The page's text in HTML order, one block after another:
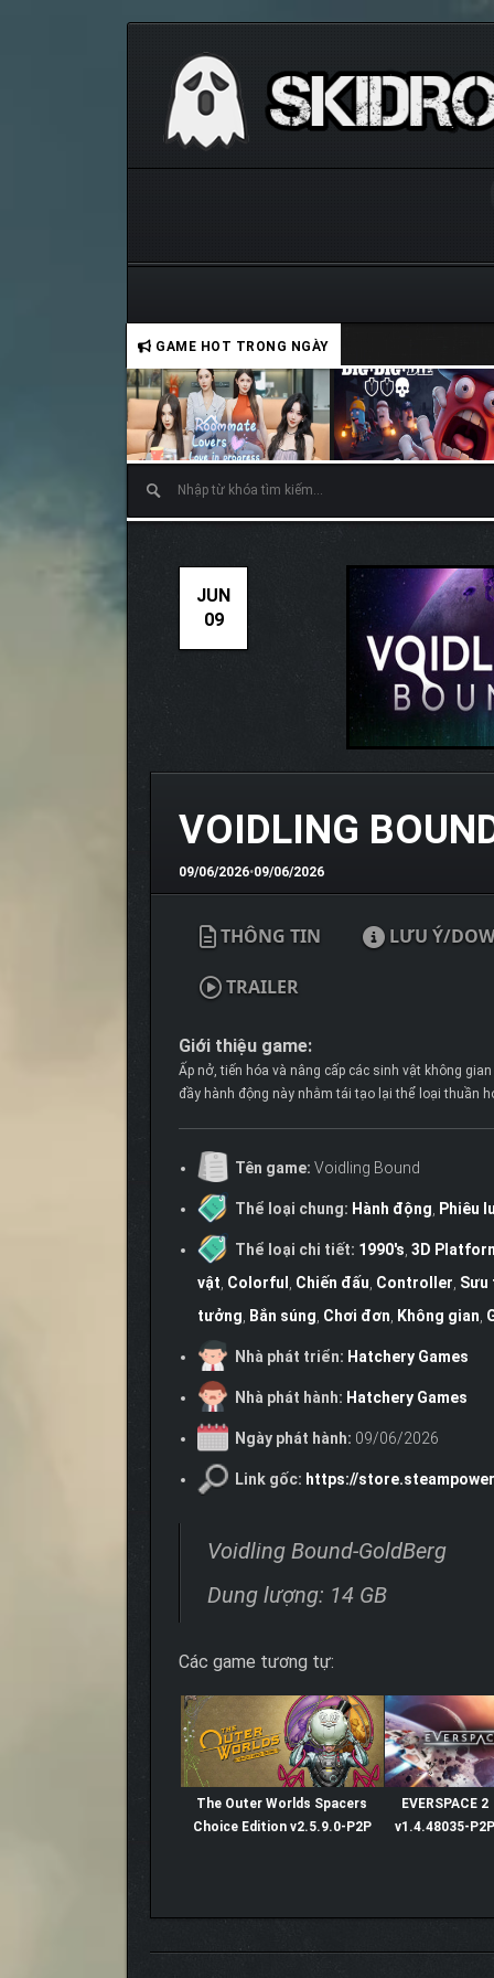
GAME HOT TRONG NGÀY
JUN
09
VOIDLING
09/06/2026•09/06/2026
THÔNG TIN LƯU Ý/
TRAILER
Giới thiệu game:
Ấp nở, tiến hóa và nâng cấp các sinh vật không
đầy hành động này nhằm tái tạo lại thể loại thuần
Tên game: Voidling Bound
Thể loại chung: Hành động, Phiêu
Thể loại chi tiết: 1990's, 3D
vật, Colorful , Chiến đấu, Controller, Sưu
tưởng, Bắn súng, Chơi đơn, Không gian,
Nhà phát triển: Hatchery Games
Nhà phát hành: Hatchery Games
Ngày phát hành: 09/06/2026
Link gốc: https://
Voidling Bound-GoldBerg
Dung lượng: 14 GB
Các game tương tự:
The Outer Worlds Spacers
Choice Edition v2.5.9.0-P2P
EVERSPACE 2
v1.4.48035-P2P